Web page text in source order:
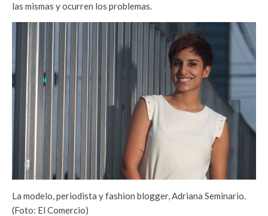
las mismas y ocurren los problemas.
La modelo, periodista y fashion blogger, Adriana Seminario.
(Foto: El Comercio)